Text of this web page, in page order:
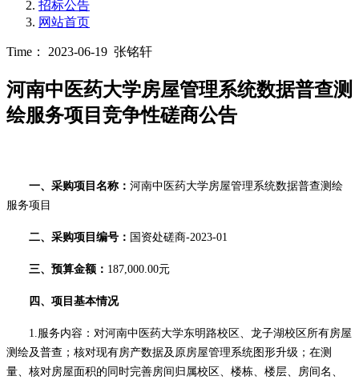
招标公告
网站首页
Time： 2023-06-19 张铭轩
河南中医药大学房屋管理系统数据普查测
绘服务项目竞争性磋商公告
一、采购项目名称： 河南中医药大学房屋管理系统数据普查测绘
服务项目
二、采购项目编号： 国资处磋商-2023-01
三、预算金额： 187,000.00元
四、项目基本情况
1.服务内容： 对河南中医药大学东明路校区、龙子湖校区所有房屋
测绘及普查；核对现有房产数据及原房屋管理系统图形升级；在测
量、核对房屋面积的同时完善房间归属校区、楼栋、楼层、房间名、